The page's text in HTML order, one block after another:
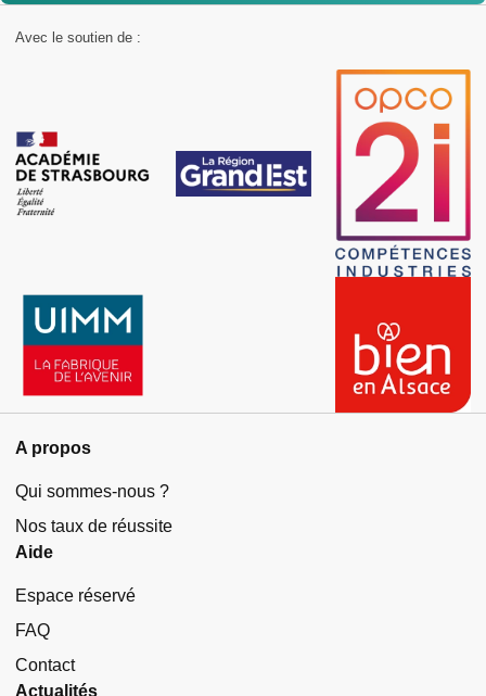
A propos
Qui sommes-nous ?
Nos taux de réussite
Aide
Espace réservé
FAQ
Contact
Actualités
Avec le soutien de :